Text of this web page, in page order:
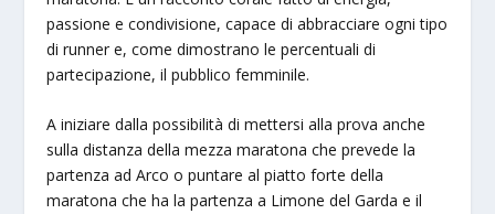
passione e condivisione, capace di abbracciare ogni tipo
di runner e, come dimostrano le percentuali di
partecipazione, il pubblico femminile.
A iniziare dalla possibilità di mettersi alla prova anche
sulla distanza della mezza maratona che prevede la
partenza ad Arco o puntare al piatto forte della
maratona che ha la partenza a Limone del Garda e il